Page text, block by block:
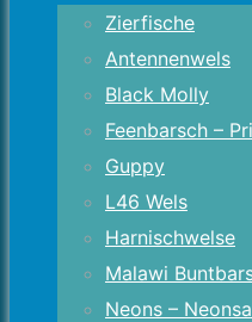
Zierfische
Antennenwels
Black Molly
Feenbarsch –
Guppy
L46 Wels
Harnischwelse
Malawi
Neons –